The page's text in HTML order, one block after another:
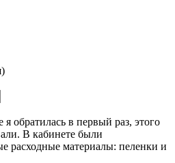
обратилась в первый раз, этого
В кабинете были
расходные материалы: пеленки и